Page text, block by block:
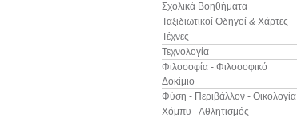
Σχολικά Βοηθήματα
Ταξιδιωτικοί Οδηγοί & Χάρτες
Τέχνες
Τεχνολογία
Φιλοσοφία - Φιλοσοφικό
Δοκίμιο
Φύση - Περιβάλλον - Οικολογία
Χόμπυ - Αθλητισμός